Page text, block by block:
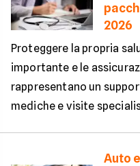
2026
Proteggere la propria
importante e le
rappresentano un
mediche e visite
Auto